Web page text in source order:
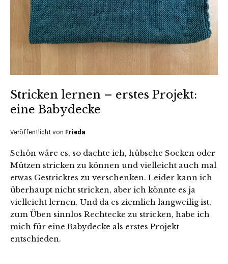
Stricken lernen – erstes Projekt:
eine Babydecke
Veröffentlicht von Frieda
Schön wäre es, so dachte ich, hübsche Socken oder
Mützen stricken zu können und vielleicht auch mal
etwas Gestricktes zu verschenken. Leider kann ich
überhaupt nicht stricken, aber ich könnte es ja
vielleicht lernen. Und da es ziemlich langweilig ist,
zum Üben sinnlos Rechtecke zu stricken, habe ich
mich für eine Babydecke als erstes Projekt
entschieden.